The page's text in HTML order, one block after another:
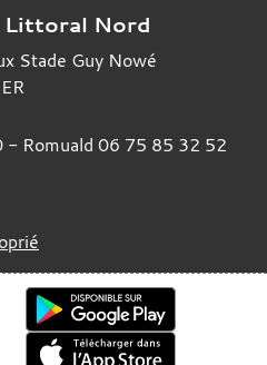
Littoral Nord
Stade Guy Nowé
- Romuald 06 75 85 32 52